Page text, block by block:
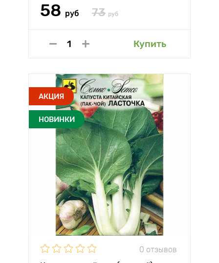
58 руб 73 руб
Купить
АКЦИЯ
НОВИНКИ
0 отзывов